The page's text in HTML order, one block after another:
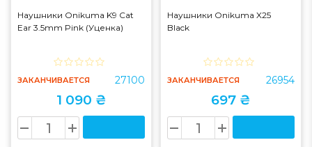
Наушники Onikuma K9 Cat
Ear 3.5mm Pink (Уценка)
ЗАКАНЧИВАЕТСЯ 27100
1 090 ₴
Наушники Onikuma X25
Black
ЗАКАНЧИВАЕТСЯ 26954
697 ₴